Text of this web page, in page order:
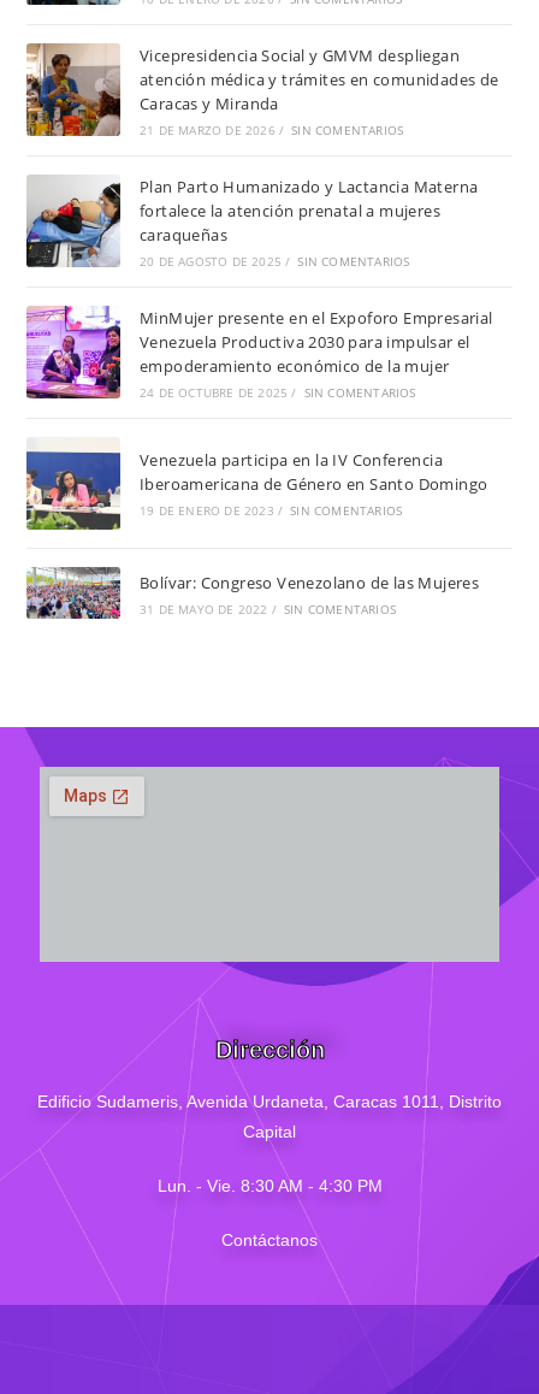
Vicepresidencia Social y GMVM despliegan
atención médica y trámites en comunidades de
Caracas y Miranda
21 DE MARZO DE 2026 / SIN COMENTARIOS
Plan Parto Humanizado y Lactancia Materna
fortalece la atención prenatal a mujeres
caraqueñas
20 DE AGOSTO DE 2025 / SIN COMENTARIOS
MinMujer presente en el Expoforo Empresarial
Venezuela Productiva 2030 para impulsar el
empoderamiento económico de la mujer
24 DE OCTUBRE DE 2025 / SIN COMENTARIOS
Venezuela participa en la IV Conferencia
Iberoamericana de Género en Santo Domingo
19 DE ENERO DE 2023 / SIN COMENTARIOS
Bolívar: Congreso Venezolano de las Mujeres
31 DE MAYO DE 2022 / SIN COMENTARIOS
Dirección
Edificio Sudameris, Avenida Urdaneta, Caracas 1011, Distrito
Capital
Lun. - Vie. 8:30 AM - 4:30 PM
Contáctanos